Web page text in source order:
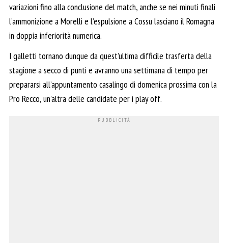
variazioni fino alla conclusione del match, anche se nei minuti finali
l’ammonizione a Morelli e l’espulsione a Cossu lasciano il Romagna
in doppia inferiorità numerica.
I galletti tornano dunque da quest’ultima difficile trasferta della
stagione a secco di punti e avranno una settimana di tempo per
prepararsi all’appuntamento casalingo di domenica prossima con la
Pro Recco, un’altra delle candidate per i play off.